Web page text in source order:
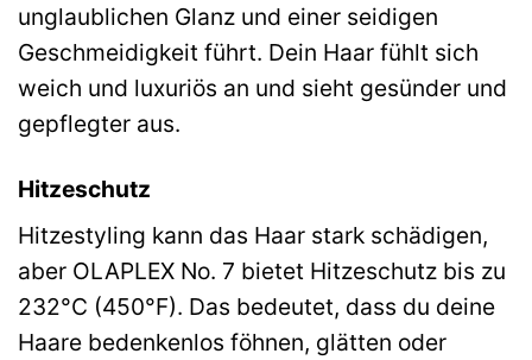
unglaublichen Glanz und einer seidigen
Geschmeidigkeit führt. Dein Haar fühlt sich
weich und luxuriös an und sieht gesünder und
gepflegter aus.
Hitzeschutz
Hitzestyling kann das Haar stark schädigen,
aber OLAPLEX No. 7 bietet Hitzeschutz bis zu
232°C (450°F). Das bedeutet, dass du deine
Haare bedenkenlos föhnen, glätten oder